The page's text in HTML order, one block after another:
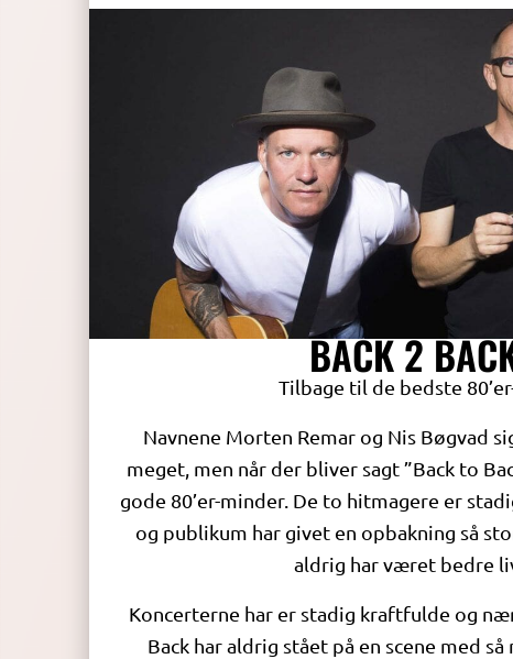
BACK 2
Tilbage til de bedste
Navnene Morten Remar og Nis Bøgvad
meget, men når der bliver sagt ”Back to
gode 80’er-minder. De to hitmagere er
og publikum har givet en opbakning så
aldrig har været bedre
Koncerterne har er stadig kraftfulde og
Back har aldrig stået på en scene med